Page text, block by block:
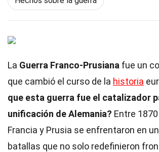
La Guerra Franco-Prusiana fue un
que cambió el curso de la historia
que esta guerra fue el catalizador
unificación de Alemania? Entre
Francia y Prusia se enfrentaron en
batallas que no solo redefinieron